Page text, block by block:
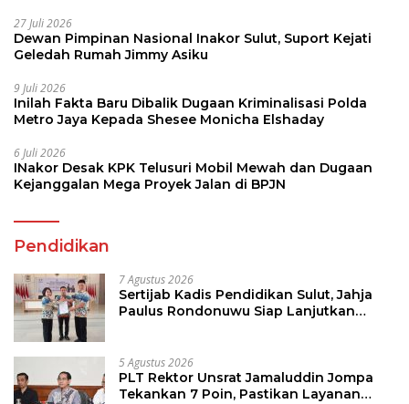
27 Juli 2026
Dewan Pimpinan Nasional Inakor Sulut, Suport Kejati
Geledah Rumah Jimmy Asiku
9 Juli 2026
Inilah Fakta Baru Dibalik Dugaan Kriminalisasi Polda
Metro Jaya Kepada Shesee Monicha Elshaday
6 Juli 2026
INakor Desak KPK Telusuri Mobil Mewah dan Dugaan
Kejanggalan Mega Proyek Jalan di BPJN
Pendidikan
7 Agustus 2026
Sertijab Kadis Pendidikan Sulut, Jahja
Paulus Rondonuwu Siap Lanjutkan
5 Agustus 2026
PLT Rektor Unsrat Jamaluddin Jompa
Tekankan 7 Poin, Pastikan Layanan